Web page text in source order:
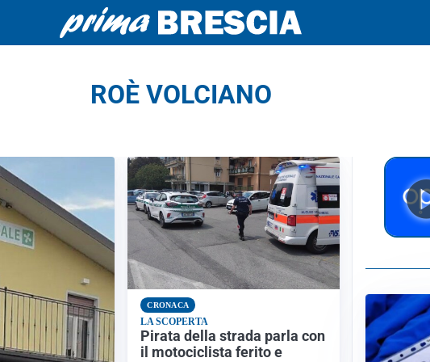
ROÈ VOLCIANO
CRONACA
LA SCOPERTA
Pirata della strada parla con
il motociclista ferito e